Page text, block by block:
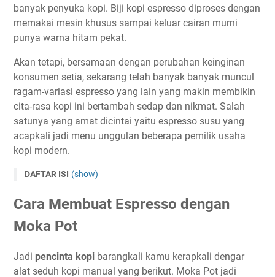
banyak penyuka kopi. Biji kopi espresso diproses dengan
memakai mesin khusus sampai keluar cairan murni
punya warna hitam pekat.
Akan tetapi, bersamaan dengan perubahan keinginan
konsumen setia, sekarang telah banyak banyak muncul
ragam-variasi espresso yang lain yang makin membikin
cita-rasa kopi ini bertambah sedap dan nikmat. Salah
satunya yang amat dicintai yaitu espresso susu yang
acapkali jadi menu unggulan beberapa pemilik usaha
kopi modern.
DAFTAR ISI (show)
Cara Membuat Espresso dengan
Moka Pot
Jadi pencinta kopi barangkali kamu kerapkali dengar
alat seduh kopi manual yang berikut. Moka Pot jadi